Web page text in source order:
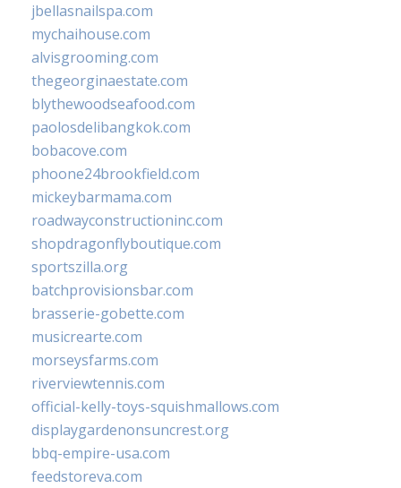
jbellasnailspa.com
mychaihouse.com
alvisgrooming.com
thegeorginaestate.com
blythewoodseafood.com
paolosdelibangkok.com
bobacove.com
phoone24brookfield.com
mickeybarmama.com
roadwayconstructioninc.com
shopdragonflyboutique.com
sportszilla.org
batchprovisionsbar.com
brasserie-gobette.com
musicrearte.com
morseysfarms.com
riverviewtennis.com
official-kelly-toys-squishmallows.com
displaygardenonsuncrest.org
bbq-empire-usa.com
feedstoreva.com